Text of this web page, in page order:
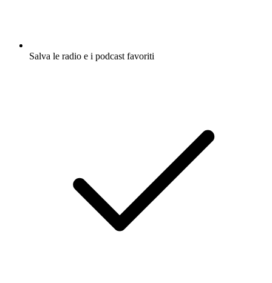
Salva le radio e i podcast favoriti